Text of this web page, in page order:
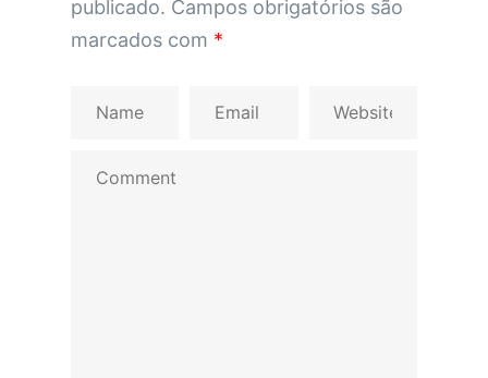
publicado. Campos obrigatórios são
marcados com *